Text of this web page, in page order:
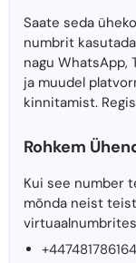
Saate seda
numbrit
nagu WhatsApp,
ja muudel
kinnitamist.
Rohkem
Kui see number
mõnda neist
+447481786164